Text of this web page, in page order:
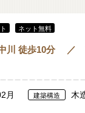
ネット無料
中川 徒歩10分 ／
月 建築構造 木